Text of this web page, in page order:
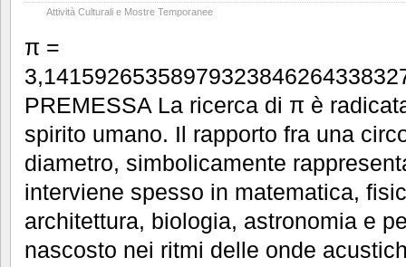
Attività Culturali e Mostre Temporanee
π =
PREMESSA La ricerca di π è
spirito umano. Il rapporto fra una
diametro, simbolicamente
interviene spesso in matematica,
architettura, biologia, astronomia e
nascosto nei ritmi delle onde